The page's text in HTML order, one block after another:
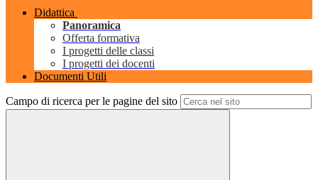
Didattica
Panoramica
Offerta formativa
I progetti delle classi
I progetti dei docenti
Documenti Utili
Campo di ricerca per le pagine del sito